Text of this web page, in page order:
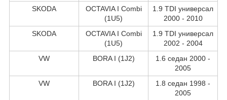
SKODA
OCTAVIA I Combi
(1U5)
1.9 TDI универсал
2000 - 2010
SKODA
OCTAVIA I Combi
(1U5)
1.9 TDI универсал
2002 - 2004
VW
BORA I (1J2)
1.6 седан 2000 -
2005
VW
BORA I (1J2)
1.8 седан 1998 -
2005